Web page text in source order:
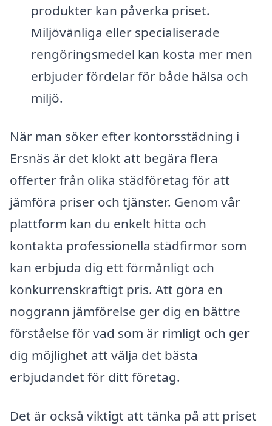
produkter kan påverka priset.
Miljövänliga eller specialiserade
rengöringsmedel kan kosta mer men
erbjuder fördelar för både hälsa och
miljö.
När man söker efter kontorsstädning i
Ersnäs är det klokt att begära flera
offerter från olika städföretag för att
jämföra priser och tjänster. Genom vår
plattform kan du enkelt hitta och
kontakta professionella städfirmor som
kan erbjuda dig ett förmånligt och
konkurrenskraftigt pris. Att göra en
noggrann jämförelse ger dig en bättre
förståelse för vad som är rimligt och ger
dig möjlighet att välja det bästa
erbjudandet för ditt företag.
Det är också viktigt att tänka på att priset